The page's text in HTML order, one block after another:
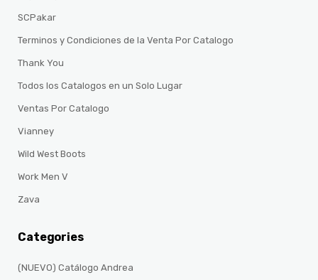
SCPakar
Terminos y Condiciones de la Venta Por Catalogo
Thank You
Todos los Catalogos en un Solo Lugar
Ventas Por Catalogo
Vianney
Wild West Boots
Work Men V
Zava
Categories
(NUEVO) Catálogo Andrea